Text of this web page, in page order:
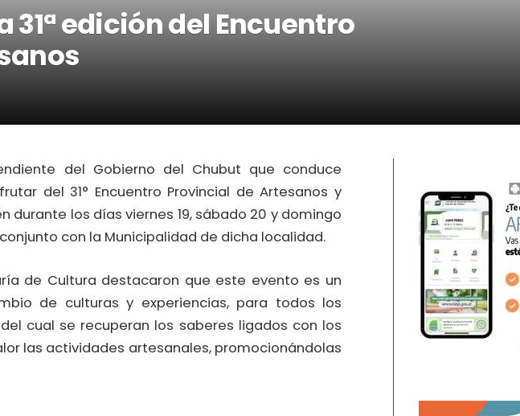
31ª edición del Encuentro
del Gobierno del Chubut que conduce
del 31° Encuentro Provincial de Artesanos y
durante los días viernes 19, sábado 20 y domingo
con la Municipalidad de dicha localidad.
de Cultura destacaron que este evento es un
de culturas y experiencias, para todos los
cual se recuperan los saberes ligados con los
las actividades artesanales, promocionándolas